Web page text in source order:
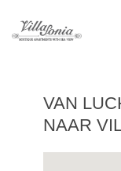
VAN
NAAR